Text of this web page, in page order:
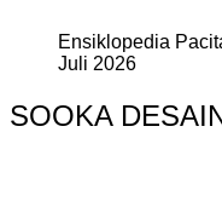
Ensiklopedia
Juli 2026
SOOKA